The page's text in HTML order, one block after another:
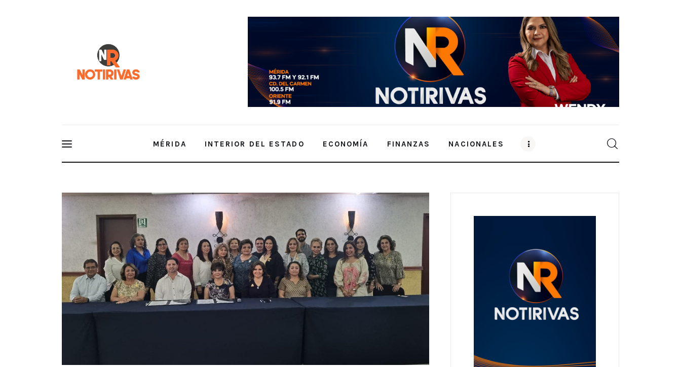
MÉRIDA INTERIOR DEL ESTADO ECONOMÍA FINANZAS NACIONALES
La CANAIVE, Delegación Yucatán firma convenio de colaboración con la Asociación
Mexicana de Mujeres Empresarias.